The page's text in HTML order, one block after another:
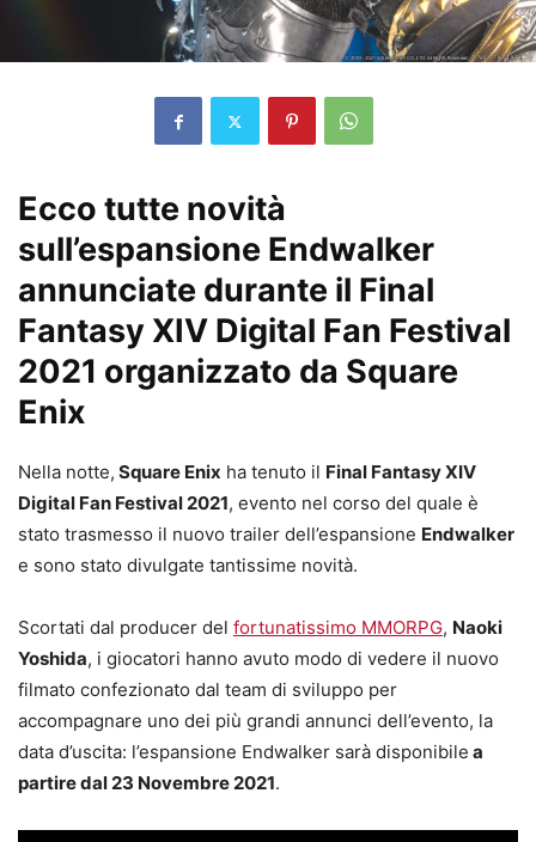
Ecco tutte novità
sull’espansione Endwalker
annunciate durante il Final
Fantasy XIV Digital Fan Festival
2021 organizzato da Square
Enix
Nella notte, Square Enix ha tenuto il Final Fantasy XIV
Digital Fan Festival 2021, evento nel corso del quale è
stato trasmesso il nuovo trailer dell’espansione Endwalker
e sono stato divulgate tantissime novità.
Scortati dal producer del fortunatissimo MMORPG, Naoki
Yoshida, i giocatori hanno avuto modo di vedere il nuovo
filmato confezionato dal team di sviluppo per
accompagnare uno dei più grandi annunci dell’evento, la
data d’uscita: l’espansione Endwalker sarà disponibile a
partire dal 23 Novembre 2021.